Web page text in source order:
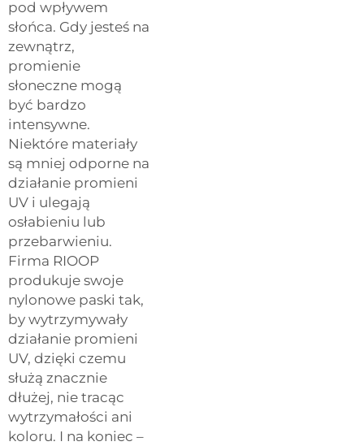
pod wpływem
słońca. Gdy jesteś na
zewnątrz,
promienie
słoneczne mogą
być bardzo
intensywne.
Niektóre materiały
są mniej odporne na
działanie promieni
UV i ulegają
osłabieniu lub
przebarwieniu.
Firma RIOOP
produkuje swoje
nylonowe paski tak,
by wytrzymywały
działanie promieni
UV, dzięki czemu
służą znacznie
dłużej, nie tracąc
wytrzymałości ani
koloru. I na koniec –